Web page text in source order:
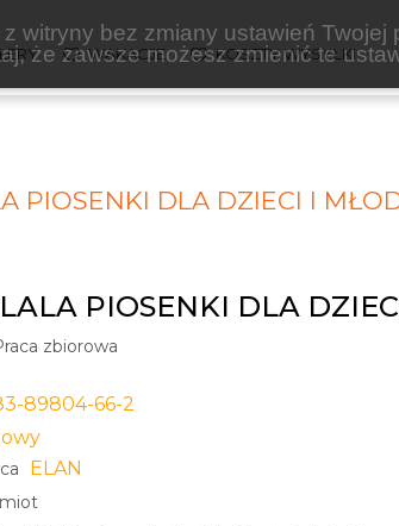
witryny bez zmiany ustawień Twojej
że zawsze możesz zmienić te
WAKACJE KOSZTY WYSYŁKI
PIOSENKI DLA DZIECI I
PIOSENKI DLA
zbiorowa
89804-66-2
ELAN